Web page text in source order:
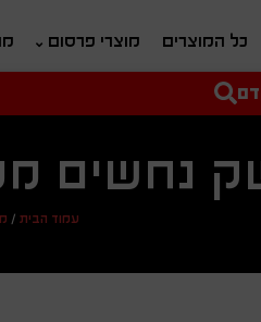
כל המוצרים מוצרי פרסום
מחיר מיני'
נחשים
עמוד הבית /